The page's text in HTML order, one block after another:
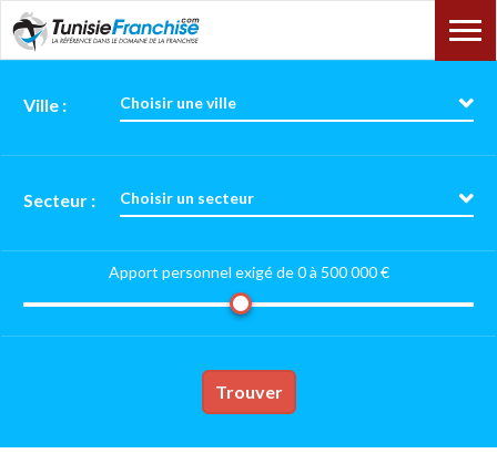
Ville : Choisir une ville
Secteur : Choisir un secteur
Apport personnel exigé de 0 à 500 000 €
Trouver